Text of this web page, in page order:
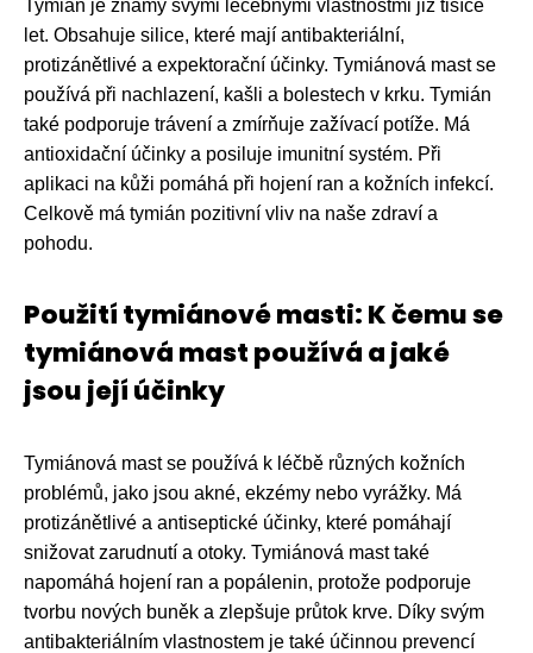
Tymián je známý svými léčebnými vlastnostmi již tisíce
let. Obsahuje silice, které mají antibakteriální,
protizánětlivé a expektorační účinky. Tymiánová mast se
používá při nachlazení, kašli a bolestech v krku. Tymián
také podporuje trávení a zmírňuje zažívací potíže. Má
antioxidační účinky a posiluje imunitní systém. Při
aplikaci na kůži pomáhá při hojení ran a kožních infekcí.
Celkově má tymián pozitivní vliv na naše zdraví a
pohodu.
Použití tymiánové masti: K čemu se
tymiánová mast používá a jaké
jsou její účinky
Tymiánová mast se používá k léčbě různých kožních
problémů, jako jsou akné, ekzémy nebo vyrážky. Má
protizánětlivé a antiseptické účinky, které pomáhají
snižovat zarudnutí a otoky. Tymiánová mast také
napomáhá hojení ran a popálenin, protože podporuje
tvorbu nových buněk a zlepšuje průtok krve. Díky svým
antibakteriálním vlastnostem je také účinnou prevencí